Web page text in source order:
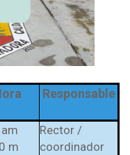
Responsable
m
Rector /
coordinador